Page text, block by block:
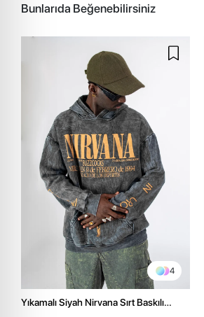
Bunlarıda Beğenebilirsiniz
4
Yıkamalı Siyah Nirvana Sırt Baskılı